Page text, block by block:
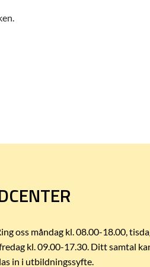
oss måndag kl. 08.00-18.00,
kl. 09.00-17.30. Ditt samtal
in i utbildningssyfte.